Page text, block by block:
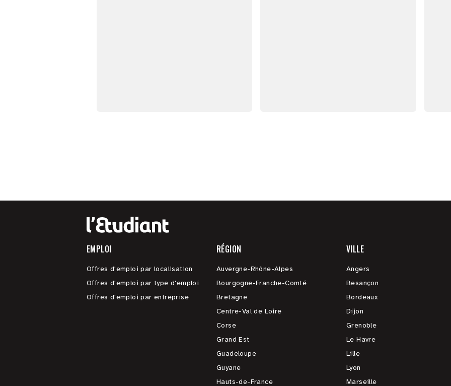
EMPLOI
Offres d'emploi par localisation
Offres d'emploi par type d'emploi
Offres d'emploi par entreprise
RÉGION
Auvergne-Rhône-Alpes
Bourgogne-Franche-Comté
Bretagne
Centre-Val de Loire
Corse
Grand Est
Guadeloupe
Guyane
Hauts-de-France
VILLE
Angers
Besançon
Bordeaux
Dijon
Grenoble
Le Havre
Lille
Lyon
Marseille